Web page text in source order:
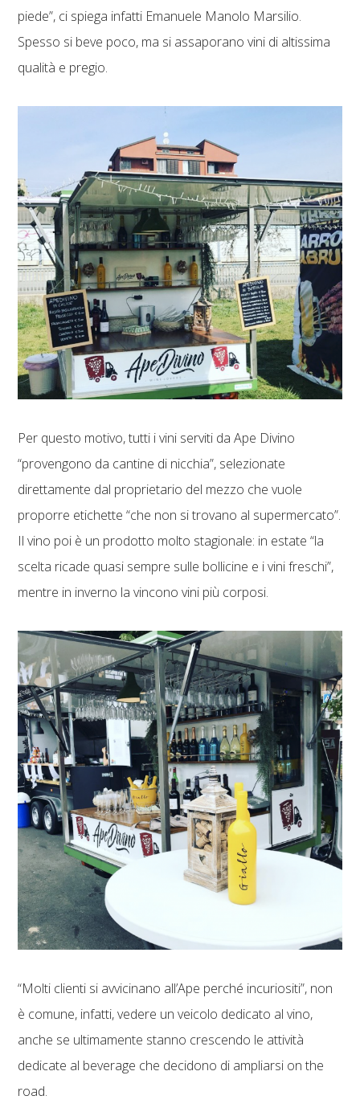
piede”, ci spiega infatti Emanuele Manolo Marsilio.
Spesso si beve poco, ma si assaporano vini di altissima
qualità e pregio.
Per questo motivo, tutti i vini serviti da Ape Divino
“provengono da cantine di nicchia”, selezionate
direttamente dal proprietario del mezzo che vuole
proporre etichette “che non si trovano al supermercato”.
Il vino poi è un prodotto molto stagionale: in estate “la
scelta ricade quasi sempre sulle bollicine e i vini freschi”,
mentre in inverno la vincono vini più corposi.
“Molti clienti si avvicinano all’Ape perché incuriositi”, non
è comune, infatti, vedere un veicolo dedicato al vino,
anche se ultimamente stanno crescendo le attività
dedicate al beverage che decidono di ampliarsi on the
road.